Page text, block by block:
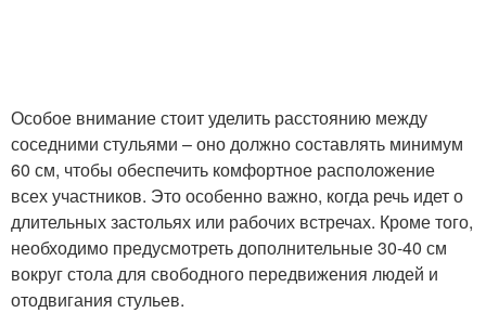
Особое внимание стоит уделить расстоянию между
соседними стульями – оно должно составлять минимум
60 см, чтобы обеспечить комфортное расположение
всех участников. Это особенно важно, когда речь идет о
длительных застольях или рабочих встречах. Кроме того,
необходимо предусмотреть дополнительные 30-40 см
вокруг стола для свободного передвижения людей и
отодвигания стульев.